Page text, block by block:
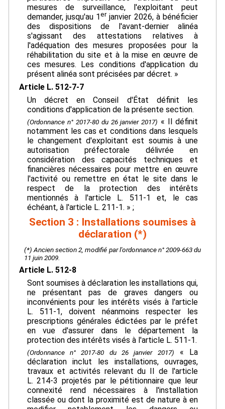
mesures de surveillance, l'exploitant peut
demander, jusqu'au 1er janvier 2026, à bénéficier
des dispositions de l'avant-dernier alinéa
s'agissant des attestations relatives à
l'adéquation des mesures proposées pour la
réhabilitation du site et à la mise en œuvre de
ces mesures. Les conditions d'application du
présent alinéa sont précisées par décret. »
Article L. 512-7-7
Un décret en Conseil d'État définit les
conditions d'application de la présente section.
(Ordonnance n° 2017-80 du 26 janvier 2017) « Il définit
notamment les cas et conditions dans lesquels
le changement d'exploitant est soumis à une
autorisation préfectorale délivrée en
considération des capacités techniques et
financières nécessaires pour mettre en œuvre
l'activité ou remettre en état le site dans le
respect de la protection des intérêts
mentionnés à l'article L. 511-1 et, le cas
échéant, à l'article L. 211-1. » ;
Section 3 : Installations soumises à
déclaration (*)
(*) Ancien section 2, modifié par l'ordonnance n° 2009-663 du
11 juin 2009.
Article L. 512-8
Sont soumises à déclaration les installations qui,
ne présentant pas de graves dangers ou
inconvénients pour les intérêts visés à l'article
L. 511-1, doivent néanmoins respecter les
prescriptions générales édictées par le préfet
en vue d'assurer dans le département la
protection des intérêts visés à l'article L. 511-1.
(Ordonnance n° 2017-80 du 26 janvier 2017)
« La
déclaration inclut les installations, ouvrages,
travaux et activités relevant du II de l'article
L. 214-3 projetés par le pétitionnaire que leur
connexité rend nécessaires à l'installation
classée ou dont la proximité est de nature à en